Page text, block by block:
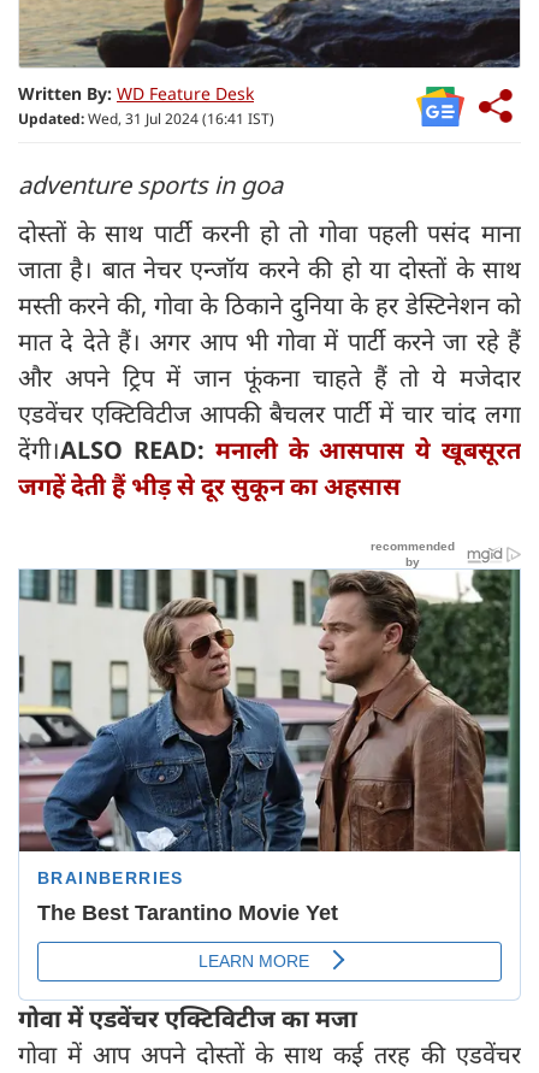
Written By: WD Feature Desk
Updated:Wed, 31 Jul 2024 (16:41 IST)
adventure sports in goa
दोस्तों के साथ पार्टी करनी हो तो गोवा पहली पसंद माना
जाता है। बात नेचर एन्जॉय करने की हो या दोस्तों के साथ
मस्ती करने की, गोवा के ठिकाने दुनिया के हर डेस्टिनेशन को
मात दे देते हैं। अगर आप भी गोवा में पार्टी करने जा रहे हैं
और अपने ट्रिप में जान फूंकना चाहते हैं तो ये मजेदार
एडवेंचर एक्टिविटीज आपकी बैचलर पार्टी में चार चांद लगा
देंगी।ALSO READ: मनाली के आसपास ये खूबसूरत
जगहें देती हैं भीड़ से दूर सुकून का अहसास
गोवा में एडवेंचर एक्टिविटीज का मजा
गोवा में आप अपने दोस्तों के साथ कई तरह की एडवेंचर